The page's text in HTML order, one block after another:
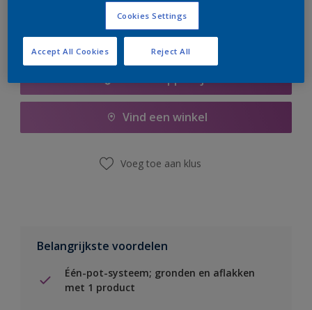
Vind een winkel
Voeg toe aan klus
Belangrijkste voordelen
Één-pot-systeem; gronden en aflakken
met 1 product
Cookies Settings
Reject All
Accept All Cookies